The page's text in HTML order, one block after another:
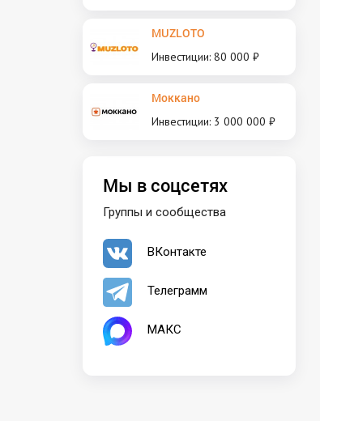
MUZLOTO
Инвестиции: 80 000 ₽
Моккано
Инвестиции: 3 000 000 ₽
Мы в соцсетях
Группы и сообщества
ВКонтакте
Телеграмм
МАКС